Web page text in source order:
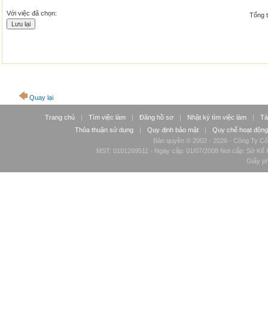
Với việc đã chọn: Tổng
Quay lại
Trang chủ | Tìm việc làm | Đăng hồ sơ | Nhật ký tìm việc làm |
Thỏa thuận sử dụng
| Quy định bảo mật |
Quy chế hoạt động
Bản quyền © 2002 - 2026 - Công Ty
MST: 0101269511 - Ngày cấp: 01/07/2008 Nơi cấp: Sở
Giấy